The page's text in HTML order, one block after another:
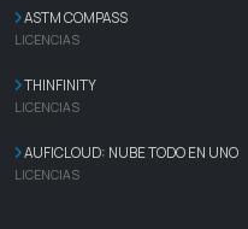
ASTM COMPASS
LICENCIAS
THINFINITY
LICENCIAS
AUFICLOUD: NUBE TODO EN UNO
LICENCIAS